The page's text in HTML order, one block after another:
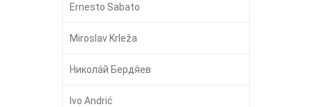
Ernesto Sabato
Miroslav Krleža
Никола́й Бердя́ев
Ivo Andrić